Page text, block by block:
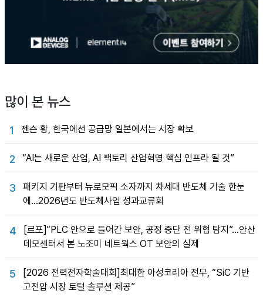
많이 본 뉴스
1 젠슨 황, 한국에선 공급망 일본에서는 시장 확보
2 “AI는 새로운 산업, AI 팩토리 산업혁명 핵심 인프라 될 것”
3
패키지 기판부터 뉴로모픽 소자까지 차세대 반도체 기술 한눈
에…2026년도 반도체사업 성과교류회
4
[르포]“PLC 안으로 들어간 보안, 공정 중단 전 위협 탐지”…안산
데모센터서 본 노조미 네트웍스 OT 보안의 실제
5
[2026 전력전자학술대회]최대한 아성코리아 전무, “SiC 기반
고전압 시장 토털 솔루션 제공”